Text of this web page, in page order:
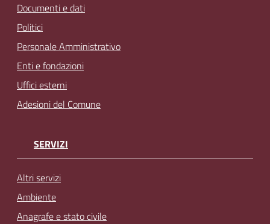
Documenti e dati
Politici
Personale Amministrativo
Enti e fondazioni
Uffici esterni
Adesioni del Comune
SERVIZI
Altri servizi
Ambiente
Anagrafe e stato civile